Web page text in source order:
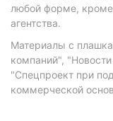
любой форме, кроме
агентства.
Материалы с
компаний",
"Спецпроект при
коммерческой